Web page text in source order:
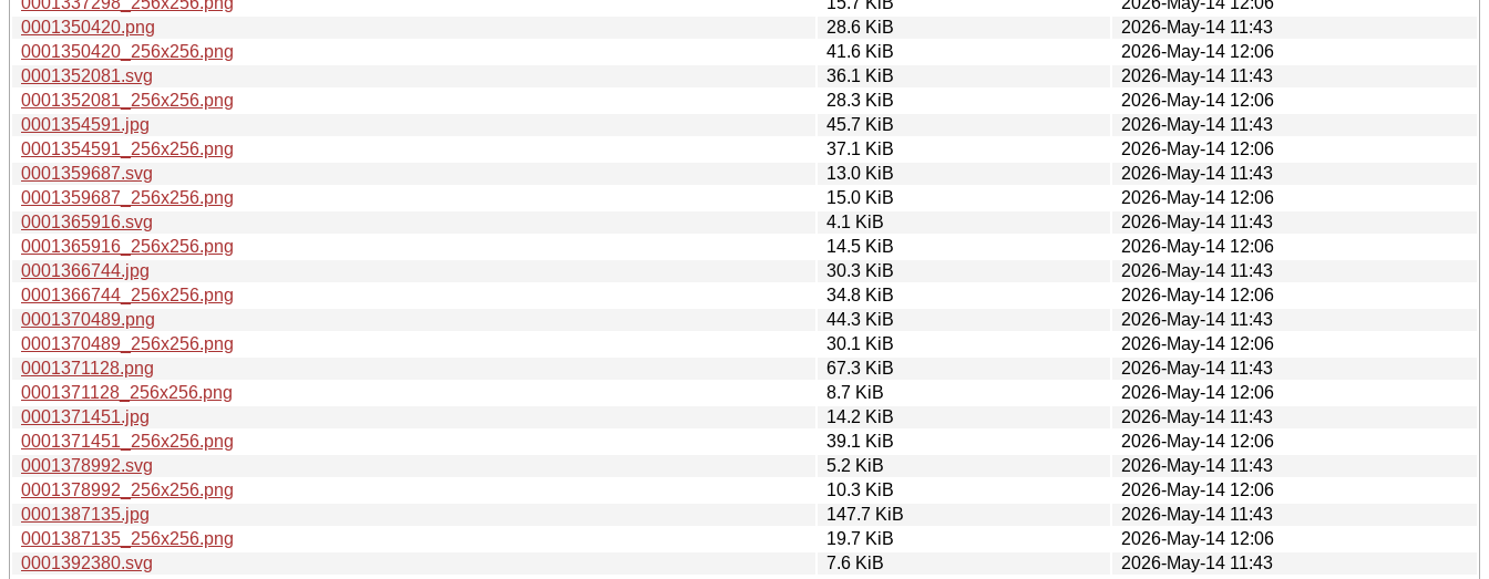
0001350420.png
28.6 KiB
2026-May-14 11:43
0001350420_256x256.png
41.6 KiB
2026-May-14 12:06
0001352081.svg
36.1 KiB
2026-May-14 11:43
0001352081_256x256.png
28.3 KiB
2026-May-14 12:06
0001354591.jpg
45.7 KiB
2026-May-14 11:43
0001354591_256x256.png
37.1 KiB
2026-May-14 12:06
0001359687.svg
13.0 KiB
2026-May-14 11:43
0001359687_256x256.png
15.0 KiB
2026-May-14 12:06
0001365916.svg
4.1 KiB
2026-May-14 11:43
0001365916_256x256.png
14.5 KiB
2026-May-14 12:06
0001366744.jpg
30.3 KiB
2026-May-14 11:43
0001366744_256x256.png
34.8 KiB
2026-May-14 12:06
0001370489.png
44.3 KiB
2026-May-14 11:43
0001370489_256x256.png
30.1 KiB
2026-May-14 12:06
0001371128.png
67.3 KiB
2026-May-14 11:43
0001371128_256x256.png
8.7 KiB
2026-May-14 12:06
0001371451.jpg
14.2 KiB
2026-May-14 11:43
0001371451_256x256.png
39.1 KiB
2026-May-14 12:06
0001378992.svg
5.2 KiB
2026-May-14 11:43
0001378992_256x256.png
10.3 KiB
2026-May-14 12:06
0001387135.jpg
147.7 KiB
2026-May-14 11:43
0001387135_256x256.png
19.7 KiB
2026-May-14 12:06
0001392380.svg
7.6 KiB
2026-May-14 11:43